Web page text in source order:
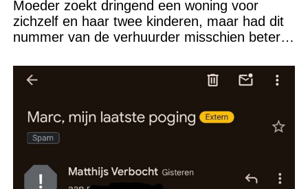
Moeder zoekt dringend een woning voor
zichzelf en haar twee kinderen, maar had dit
nummer van de verhuurder misschien beter